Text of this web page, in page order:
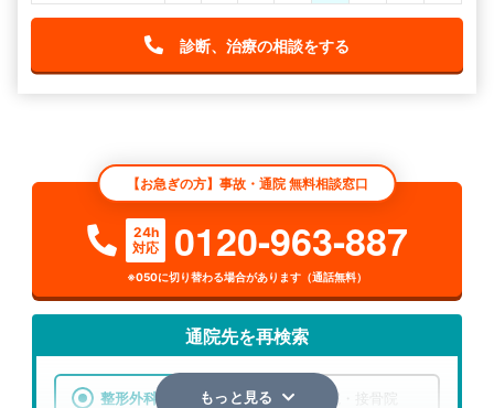
診断、治療の相談をする
【お急ぎの方】事故・通院 無料相談窓口
24h
対応
0120-963-887
※050に切り替わる場合があります（通話無料）
通院先を再検索
整形外科 整骨院・接骨院
もっと見る